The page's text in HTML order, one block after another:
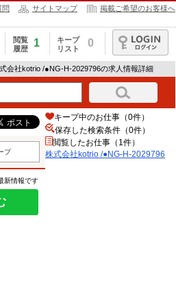
問 サイトマップ 掲載ご希望のお客様へ
閲覧
履歴
1
キープ
リスト
0
ログイン
会社kotrio /●NG-H-2029796の求人情報詳細
プ
新情報です
キープ中のお仕事（0件）
保存した検索条件（0件）
閲覧したお仕事（1件）
株式会社kotrio /●NG-H-2029796